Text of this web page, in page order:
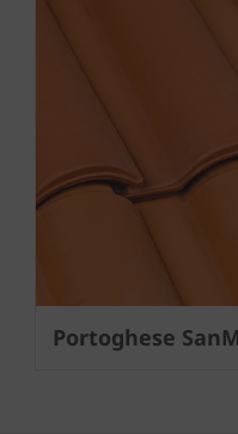
Portoghese
Next